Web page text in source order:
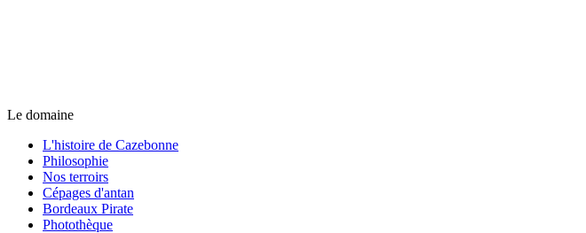
Le domaine
L'histoire de Cazebonne
Philosophie
Nos terroirs
Cépages d'antan
Bordeaux Pirate
Photothèque